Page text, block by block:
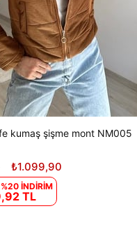
kumaş şişme mont NM005
₺1.099,90
İNDİRİM
TL